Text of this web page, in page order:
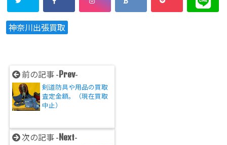
神奈川出張買取
前の記事 -Prev-
剣道防具や用品の買取
査定金額。（現在買取
中止）
次の記事 -Next-